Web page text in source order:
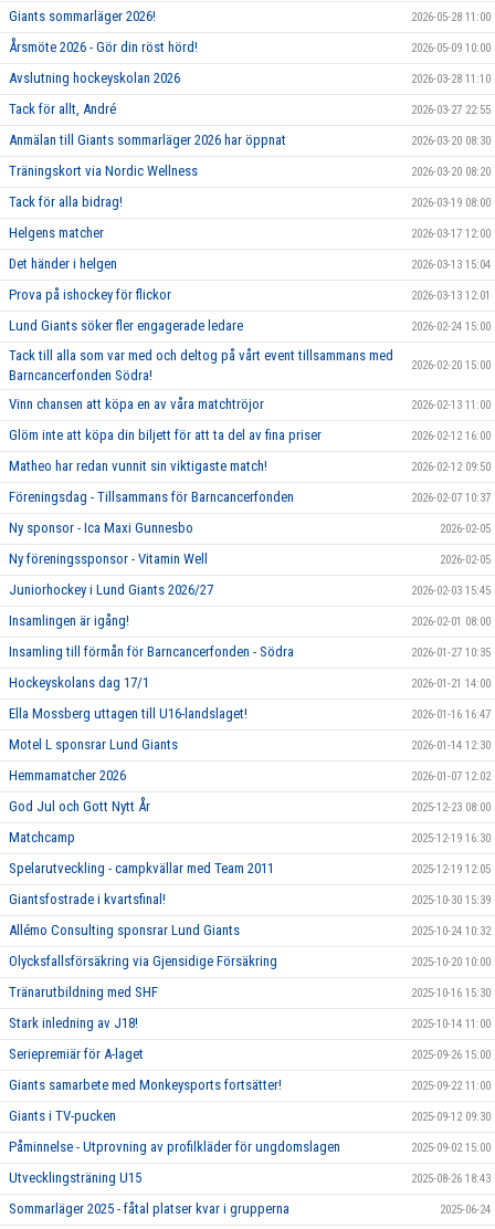
Giants sommarläger 2026! 2026-05-28 11:00
Årsmöte 2026 - Gör din röst hörd! 2026-05-09 10:00
Avslutning hockeyskolan 2026 2026-03-28 11:10
Tack för allt, André 2026-03-27 22:55
Anmälan till Giants sommarläger 2026 har öppnat 2026-03-20 08:30
Träningskort via Nordic Wellness 2026-03-20 08:20
Tack för alla bidrag! 2026-03-19 08:00
Helgens matcher 2026-03-17 12:00
Det händer i helgen 2026-03-13 15:04
Prova på ishockey för flickor 2026-03-13 12:01
Lund Giants söker fler engagerade ledare 2026-02-24 15:00
Tack till alla som var med och deltog på vårt event tillsammans med
Barncancerfonden Södra!
2026-02-20 15:00
Vinn chansen att köpa en av våra matchtröjor 2026-02-13 11:00
Glöm inte att köpa din biljett för att ta del av fina priser 2026-02-12 16:00
Matheo har redan vunnit sin viktigaste match! 2026-02-12 09:50
Föreningsdag - Tillsammans för Barncancerfonden 2026-02-07 10:37
Ny sponsor - Ica Maxi Gunnesbo 2026-02-05
Ny föreningssponsor - Vitamin Well 2026-02-05
Juniorhockey i Lund Giants 2026/27 2026-02-03 15:45
Insamlingen är igång! 2026-02-01 08:00
Insamling till förmån för Barncancerfonden - Södra 2026-01-27 10:35
Hockeyskolans dag 17/1 2026-01-21 14:00
Ella Mossberg uttagen till U16-landslaget! 2026-01-16 16:47
Motel L sponsrar Lund Giants 2026-01-14 12:30
Hemmamatcher 2026 2026-01-07 12:02
God Jul och Gott Nytt År 2025-12-23 08:00
Matchcamp 2025-12-19 16:30
Spelarutveckling - campkvällar med Team 2011 2025-12-19 12:05
Giantsfostrade i kvartsfinal! 2025-10-30 15:39
Allémo Consulting sponsrar Lund Giants 2025-10-24 10:32
Olycksfallsförsäkring via Gjensidige Försäkring 2025-10-20 10:00
Tränarutbildning med SHF 2025-10-16 15:30
Stark inledning av J18! 2025-10-14 11:00
Seriepremiär för A-laget 2025-09-26 15:00
Giants samarbete med Monkeysports fortsätter! 2025-09-22 11:00
Giants i TV-pucken 2025-09-12 09:30
Påminnelse - Utprovning av profilkläder för ungdomslagen 2025-09-02 15:00
Utvecklingsträning U15 2025-08-26 18:43
Sommarläger 2025 - fåtal platser kvar i grupperna 2025-06-24